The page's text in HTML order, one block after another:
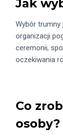
Jak
Wybór
organizacji
ceremonii,
oczekiwania
Co
osoby?